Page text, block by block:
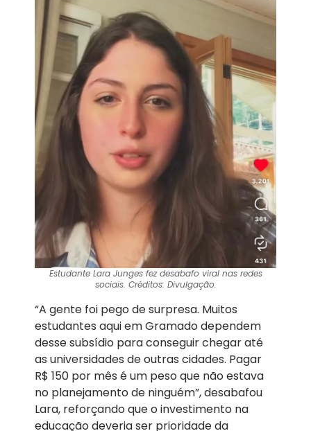
Estudante Lara Junges fez desabafo viral nas redes
sociais. Créditos: Divulgação.
“A gente foi pego de surpresa. Muitos
estudantes aqui em Gramado dependem
desse subsídio para conseguir chegar até
as universidades de outras cidades. Pagar
R$ 150 por mês é um peso que não estava
no planejamento de ninguém”, desabafou
Lara, reforçando que o investimento na
educação deveria ser prioridade da